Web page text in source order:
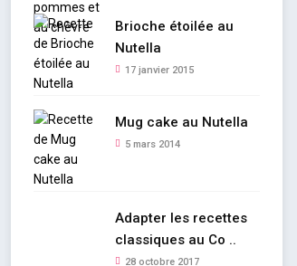
Brioche étoilée au
Nutella
17 janvier 2015
Mug cake au Nutella
5 mars 2014
Adapter les recettes
classiques au Co ..
28 octobre 2017